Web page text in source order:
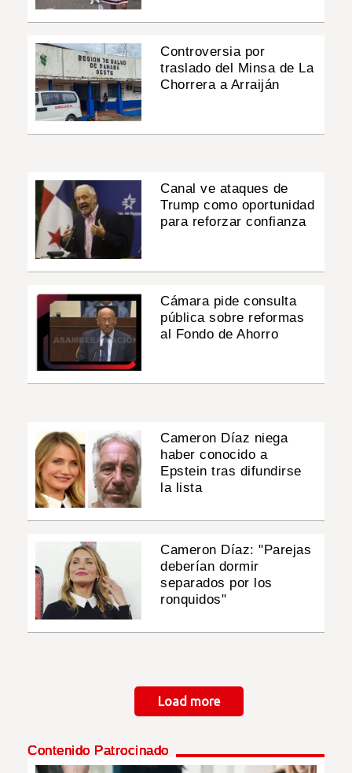
Controversia por
traslado del Minsa de La
Chorrera a Arraiján
Canal ve ataques de
Trump como oportunidad
para reforzar confianza
Cámara pide consulta
pública sobre reformas
al Fondo de Ahorro
Cameron Díaz niega
haber conocido a
Epstein tras difundirse
la lista
Cameron Díaz: "Parejas
deberían dormir
separados por los
ronquidos"
Load more
Contenido Patrocinado